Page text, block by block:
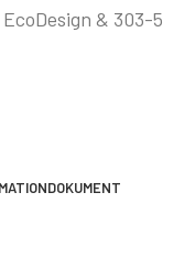
& 303-5
DOKUMENT